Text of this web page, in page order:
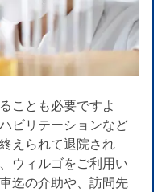
ブルーノート東京
うに、車いすご利用
しんでいただけるよ
増えてきています。
合は、どうしても終
す。公演の興奮と余
してご自宅やホテル
ルゴがお手伝いさせ
ことも必要ですよ
ビリテーションなど
えられて退院され
ウィルゴをご利用い
迄の介助や、訪問先